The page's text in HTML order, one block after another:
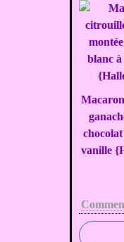
vanille